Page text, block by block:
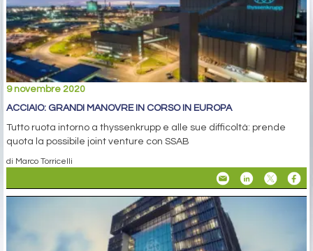
9 novembre 2020
ACCIAIO: GRANDI MANOVRE IN CORSO IN EUROPA
Tutto ruota intorno a thyssenkrupp e alle sue difficoltà: prende
quota la possibile joint venture con SSAB
di Marco Torricelli